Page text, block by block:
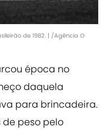
de 1982. | /Agência O
época no
daquela
para brincadeira.
de peso pelo